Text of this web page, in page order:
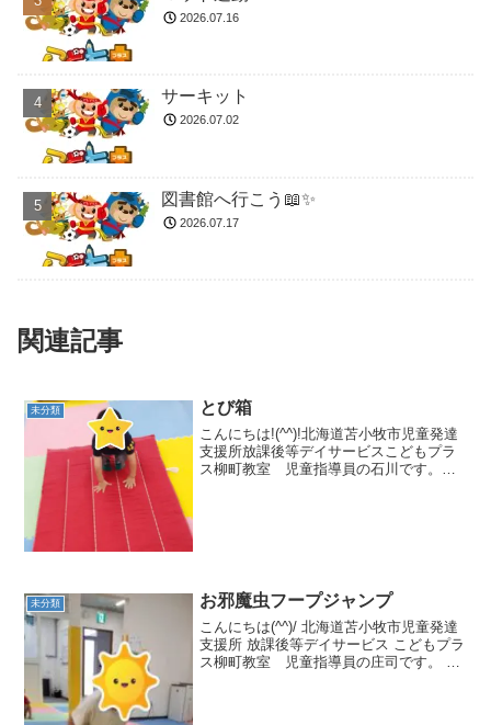
2026.07.16
サーキット
2026.07.02
図書館へ行こう📖✨
2026.07.17
関連記事
未分類 とび箱
こんにちは!(^^)!北海道苫小牧市児童発達
支援所放課後等デイサービスこどもプラ
ス柳町教室 児童指導員の石川です。昨
未分類 お邪魔虫フープジャンプ
こんにちは(^^)/ 北海道苫小牧市児童発達
支援所 放課後等デイサービス こどもプラ
ス柳町教室 児童指導員の庄司です。 昨